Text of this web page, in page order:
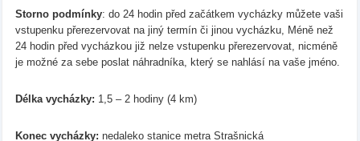
Storno podmínky: do 24 hodin před začátkem vycházky můžete vaši
vstupenku přerezervovat na jiný termín či jinou vycházku, Méně než
24 hodin před vycházkou již nelze vstupenku přerezervovat, nicméně
je možné za sebe poslat náhradníka, který se nahlásí na vaše jméno.
Délka vycházky: 1,5 – 2 hodiny (4 km)
Konec vycházky: nedaleko stanice metra Strašnická